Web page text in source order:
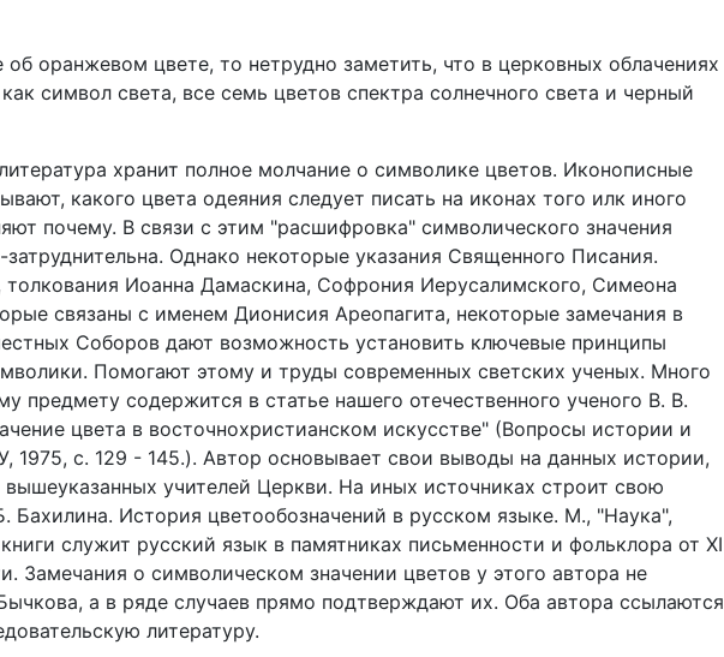
об оранжевом цвете, то нетрудно заметить, что в церковных облачениях
символ света, все семь цветов спектра солнечного света и черный
хранит полное молчание о символике цветов. Иконописные
какого цвета одеяния следует писать на иконах того илк иного
почему. В связи с этим "расшифровка" символического значения
Однако некоторые указания Священного Писания.
толкования Иоанна Дамаскина, Софрония Иерусалимского, Симеона
связаны с именем Дионисия Ареопагита, некоторые замечания в
Соборов дают возможность установить ключевые принципы
Помогают этому и труды современных светских ученых. Много
предмету содержится в статье нашего отечественного ученого В. В.
цвета в восточнохристианском искусстве" (Вопросы истории и
1975, с. 129 - 145.). Автор основывает свои выводы на данных истории,
вышеуказанных учителей Церкви. На иных источниках строит свою
Бахилина. История цветообозначений в русском языке. М., "Наука",
служит русский язык в памятниках письменности и фольклора от XI
Замечания о символическом значении цветов у этого автора не
а в ряде случаев прямо подтверждают их. Оба автора ссылаются
литературу.